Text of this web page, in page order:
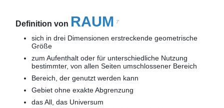
Definition von RAUM 7
sich in drei Dimensionen erstreckende geometrische
Größe
zum Aufenthalt oder für unterschiedliche Nutzung
bestimmter, von allen Seiten umschlossener Bereich
Bereich, der genutzt werden kann
Gebiet ohne exakte Abgrenzung
das All, das Universum